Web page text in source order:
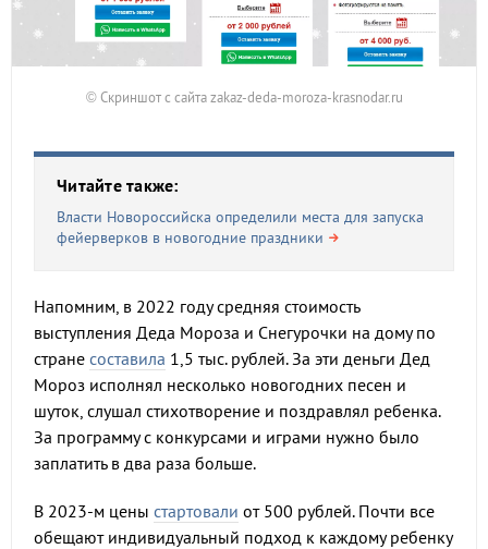
© Скриншот с сайта zakaz-deda-moroza-krasnodar.ru
Читайте также:
Власти Новороссийска определили места для запуска
фейерверков в новогодние праздники
Напомним, в 2022 году средняя стоимость
выступления Деда Мороза и Снегурочки на дому по
стране составила 1,5 тыс. рублей. За эти деньги Дед
Мороз исполнял несколько новогодних песен и
шуток, слушал стихотворение и поздравлял ребенка.
За программу с конкурсами и играми нужно было
заплатить в два раза больше.
В 2023-м цены стартовали от 500 рублей. Почти все
обещают индивидуальный подход к каждому ребенку